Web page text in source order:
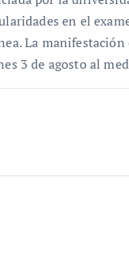
en el
La manifestación
3 de agosto al